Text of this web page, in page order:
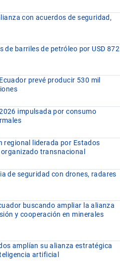
con acuerdos de seguridad,
de barriles de petróleo por USD 872
prevé producir 530 mil
impulsada por consumo
regional liderada por Estados
transnacional
de seguridad con drones, radares
buscando ampliar la alianza
y cooperación en minerales
amplían su alianza estratégica
artificial